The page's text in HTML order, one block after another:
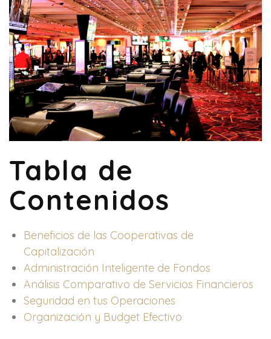
Tabla de
Contenidos
Beneficios de las Cooperativas de
Capitalización
Administración Inteligente de Fondos
Análisis Comparativo de Servicios Financieros
Seguridad en tus Operaciones
Organización y Budget Efectivo